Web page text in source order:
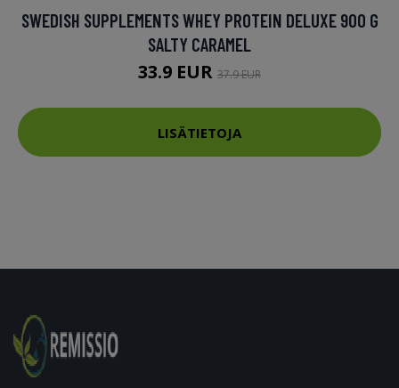
SWEDISH SUPPLEMENTS WHEY PROTEIN DELUXE 900 G
SALTY CARAMEL
33.9 EUR 37.9 EUR
LISÄTIETOJA